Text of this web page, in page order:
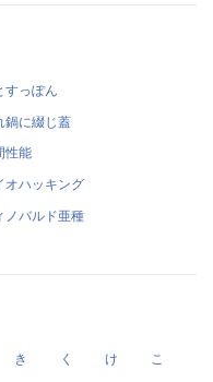
すっぽん
鍋に綴じ蓋
性能
オハッキング
ノバルド亜種
き く け こ